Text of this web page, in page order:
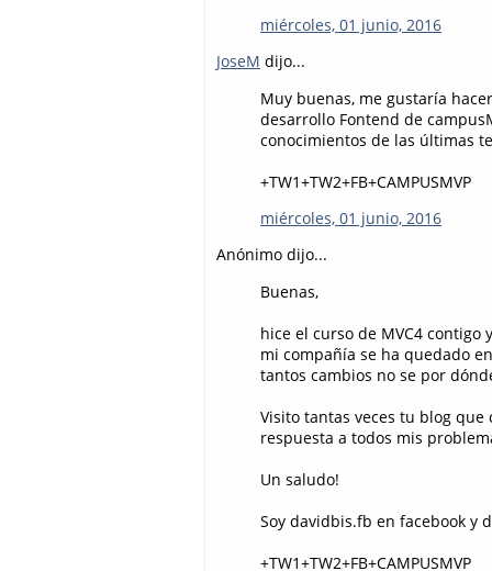
miércoles, 01 junio, 2016
JoseM dijo...
Muy buenas, me gustaría
desarrollo Fontend de
conocimientos de las últimas
+TW1+TW2+FB+CAMPUSMVP
miércoles, 01 junio, 2016
Anónimo dijo...
Buenas,
hice el curso de MVC4 contigo
mi compañía se ha quedado
tantos cambios no se por
Visito tantas veces tu blog
respuesta a todos mis
Un saludo!
Soy davidbis.fb en facebook y
+TW1+TW2+FB+CAMPUSMVP